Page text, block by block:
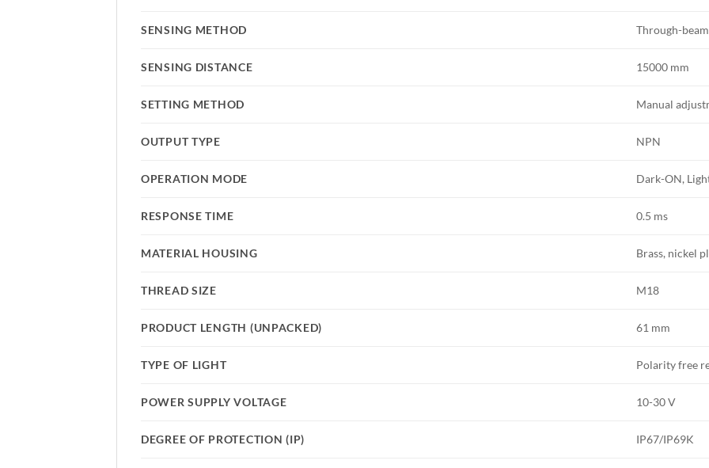
SENSING METHOD Through-beam
SENSING DISTANCE 15000 mm
SETTING METHOD Manual
OUTPUT TYPE NPN
OPERATION MODE Dark-ON,
RESPONSE TIME 0.5 ms
MATERIAL HOUSING Brass, nickel
THREAD SIZE M18
PRODUCT LENGTH (UNPACKED) 61 mm
TYPE OF LIGHT Polarity free
POWER SUPPLY VOLTAGE 10-30 V
DEGREE OF PROTECTION (IP) IP67/IP69K